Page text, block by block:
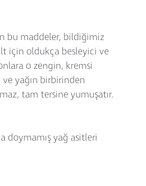
bu maddeler, bildiğimiz
için oldukça besleyici ve
o zengin, kremsi
ve yağın birbirinden
tam tersine yumuşatır.
doymamış yağ asitleri